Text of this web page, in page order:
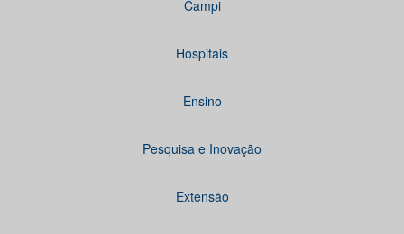
Campi
Hospitais
Ensino
Pesquisa e Inovação
Extensão